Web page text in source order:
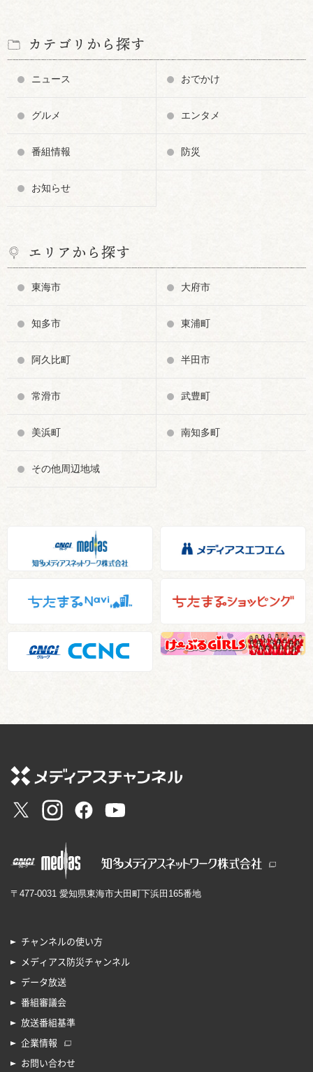
カテゴリから探す
ニュース おでかけ
グルメ エンタメ
番組情報 防災
お知らせ
エリアから探す
東海市 大府市
知多市 東浦町
阿久比町 半田市
常滑市 武豊町
美浜町 南知多町
その他周辺地域
〒477-0031 愛知県東海市大田町下浜田165番地
チャンネルの使い方
メディアス防災チャンネル
データ放送
番組審議会
放送番組基準
企業情報
お問い合わせ